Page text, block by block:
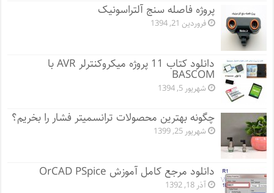
پروژه فاصله سنج آلتراسونیک
فروردین 21, 1394
دانلود کتاب 11 پروژه میکروکنترلر AVR با
BASCOM
شهریور 5, 1394
چگونه بهترین محصولات ترانسمیتر فشار را بخریم؟
شهریور 25, 1399
دانلود مرجع کامل آموزش OrCAD PSpice
آذر 18, 1392